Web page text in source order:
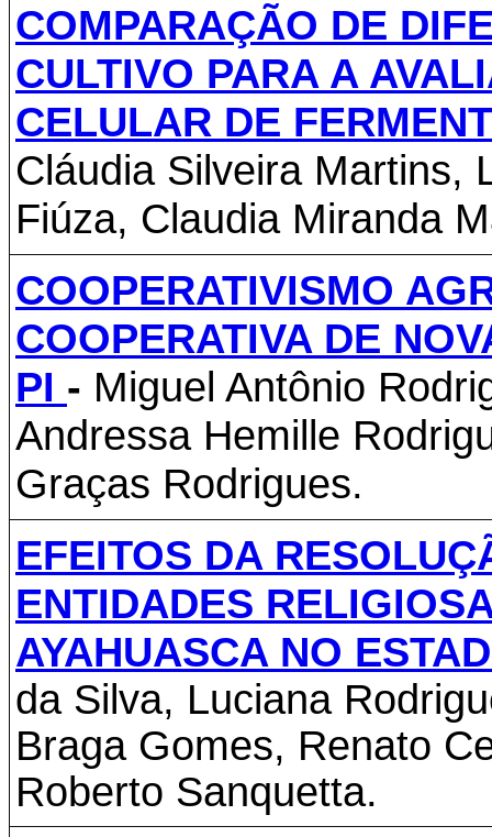
COMPARAÇÃO DE
CULTIVO PARA A
CELULAR DE
Cláudia Silveira Martins,
Fiúza, Claudia Miranda
COOPERATIVISMO
COOPERATIVA DE
PI - Miguel Antônio
Andressa Hemille
Graças Rodrigues.
EFEITOS DA
ENTIDADES
AYAHUASCA NO
da Silva, Luciana
Braga Gomes, Renato
Roberto Sanquetta.